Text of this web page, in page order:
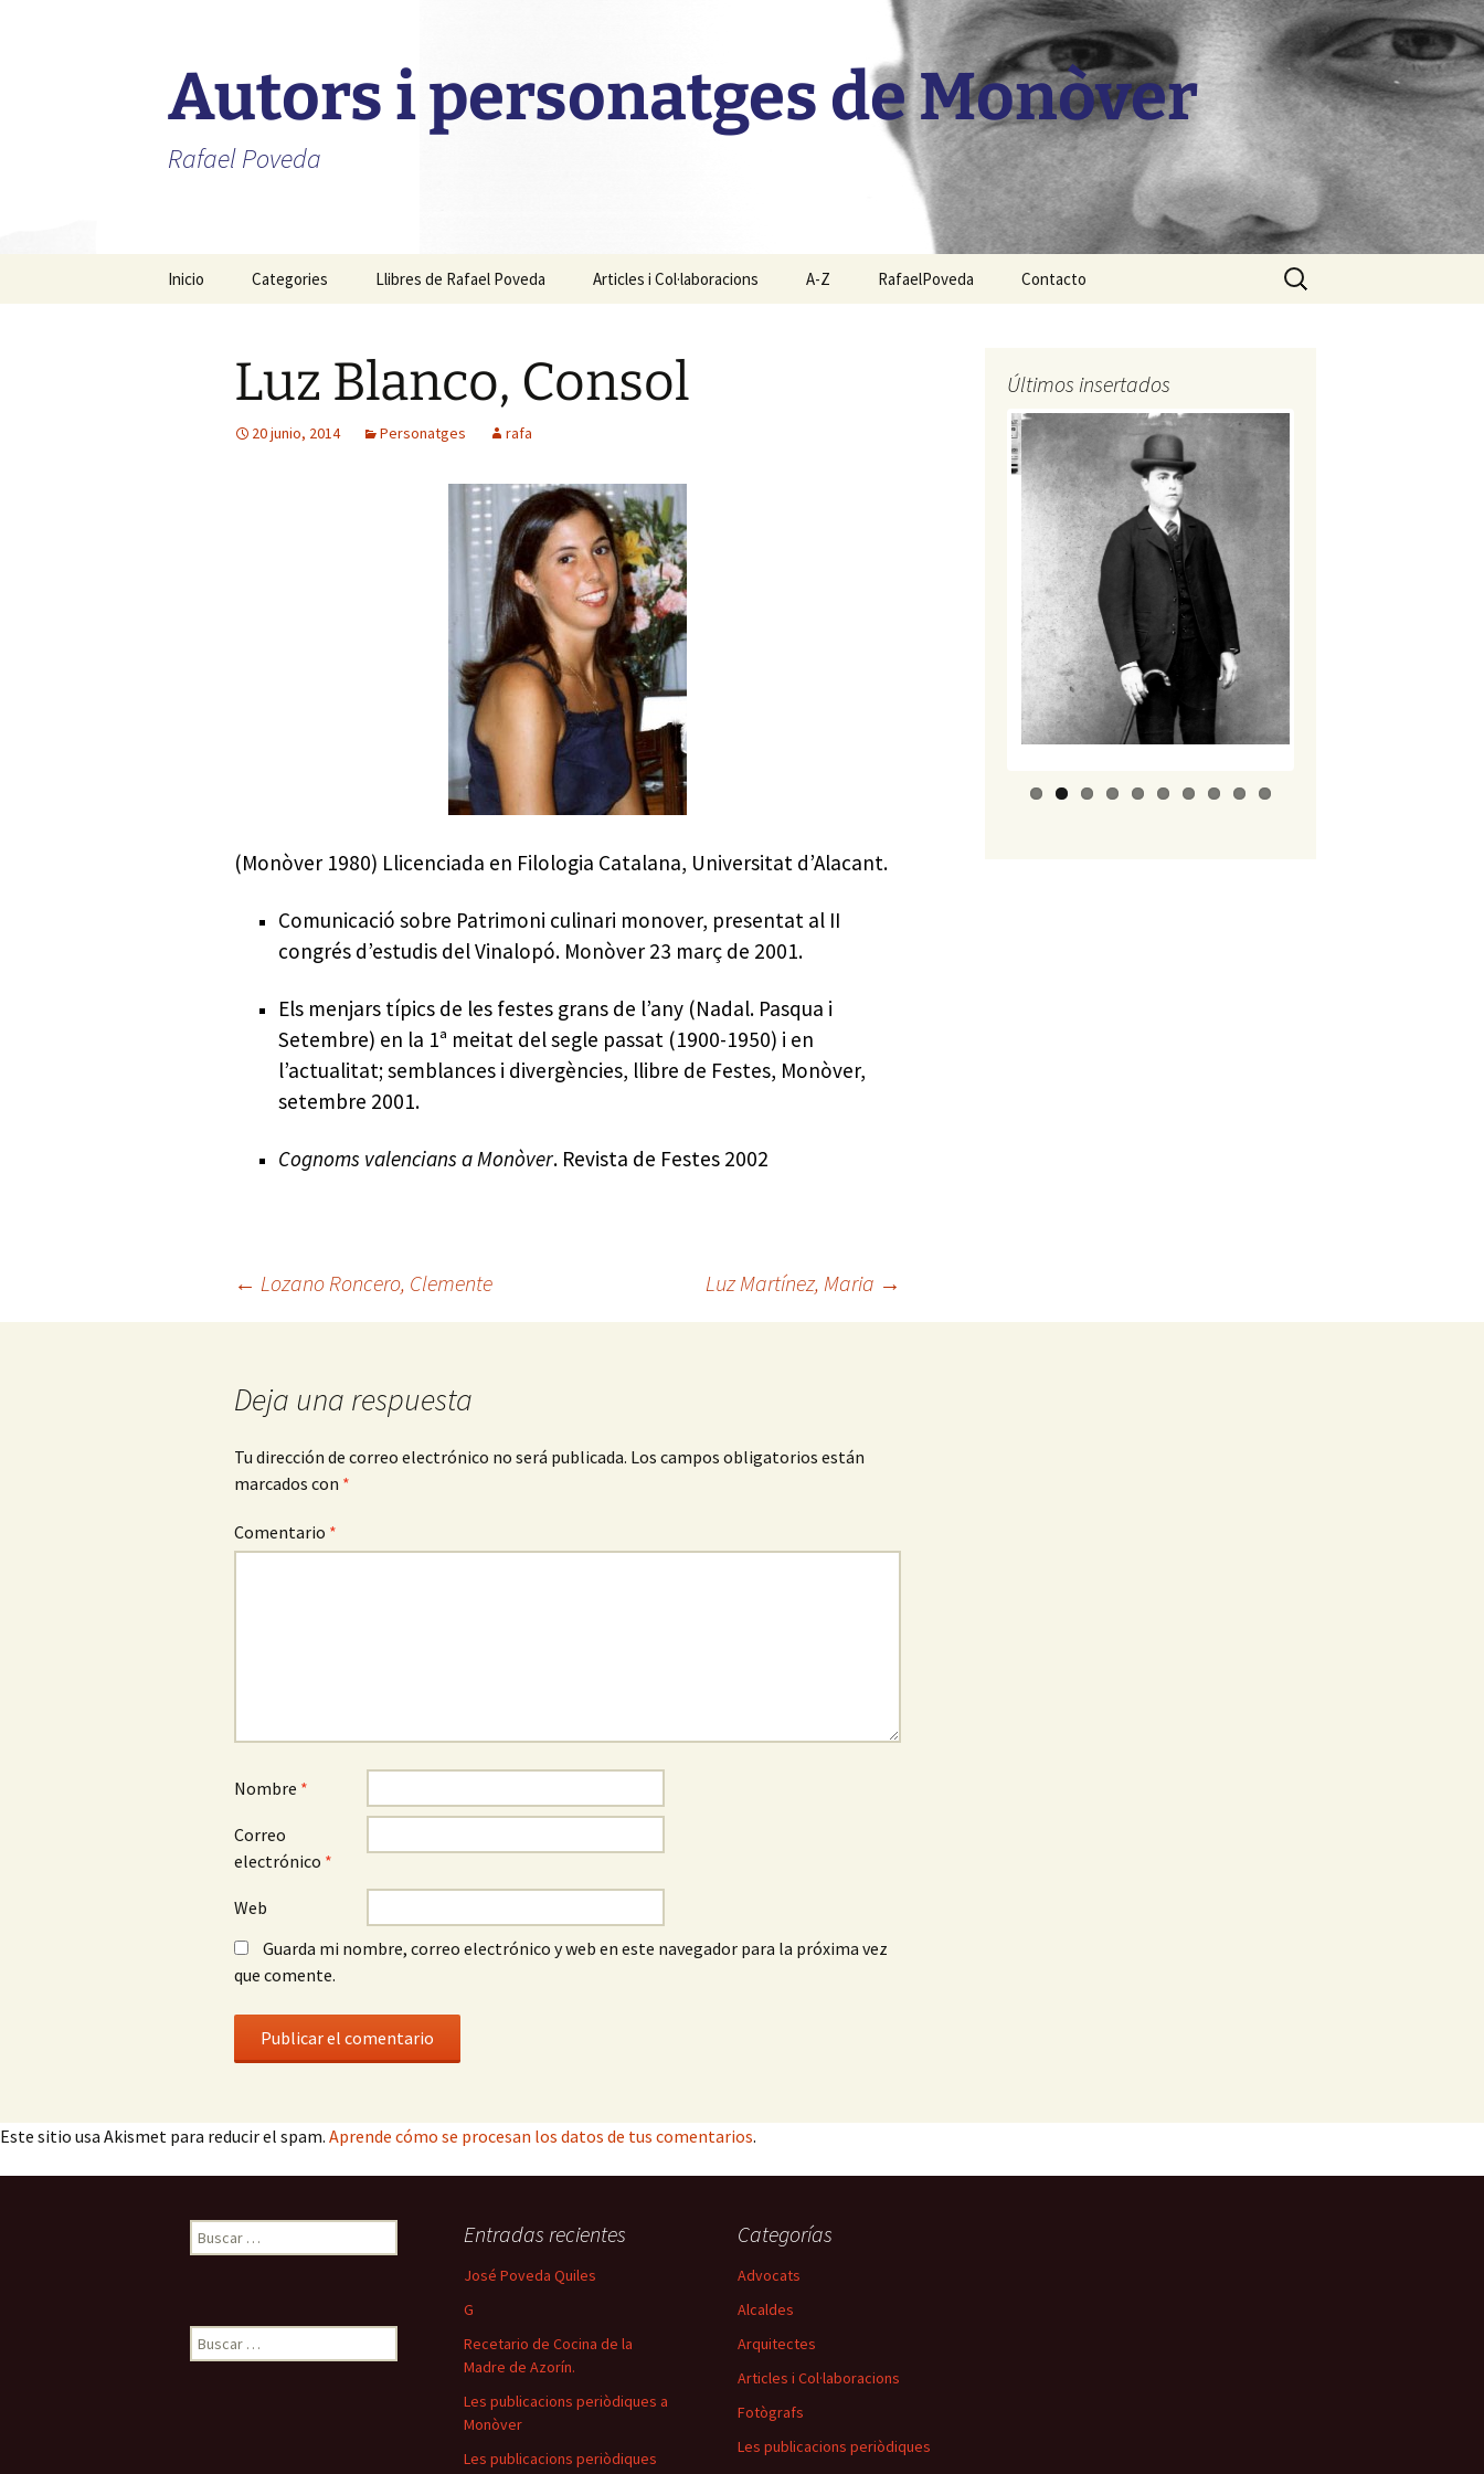
Autors i personatges de Monòver
Rafael Poveda
Inicio Categories
Alcaldes
Fotògrafs
Llibres de Rafael Poveda Articles i Col·laboracions A-Z RafaelPoveda Contacto
Buscar:
Luz Blanco, Consol
20 junio, 2014 Personatges rafa
(Monòver 1980) Llicenciada en Filologia Catalana, Universitat d’Alacant.
Comunicació sobre Patrimoni culinari monover, presentat al II
congrés d’estudis del Vinalopó. Monòver 23 març de 2001.
Els menjars típics de les festes grans de l’any (Nadal. Pasqua i
Setembre) en la 1ª meitat del segle passat (1900-1950) i en
l’actualitat; semblances i divergències, llibre de Festes, Monòver,
setembre 2001.
Cognoms valencians a Monòver. Revista de Festes 2002
Navegación
← Lozano Roncero, Clemente Luz Martínez, Maria →
Deja una respuesta
Tu dirección de correo electrónico no será publicada. Los campos obligatorios están
marcados con *
Comentario *
Nombre *
Correo
electrónico *
Web
Guarda mi nombre, correo electrónico y web en este navegador para la próxima vez
que comente.
Este sitio usa Akismet para reducir el spam. Aprende cómo se procesan los datos de tus comentarios.
Últimos insertados
Buscar: Entradas recientes
José Poveda Quiles
G
Recetario de Cocina de la
Madre de Azorín.
Les publicacions periòdiques a
Monòver
Les publicacions periòdiques
Categorías
Advocats
Alcaldes
Arquitectes
Articles i Col·laboracions
Fotògrafs
Les publicacions periòdiques
Buscar: